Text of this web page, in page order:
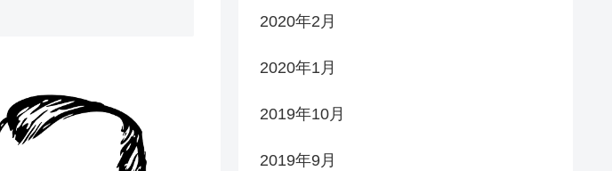
2020年2月
2020年1月
2019年10月
2019年9月